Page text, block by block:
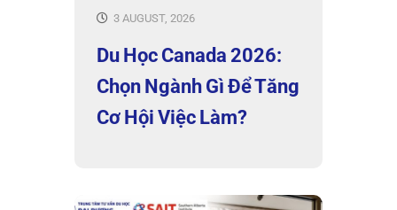
3 AUGUST, 2026
Du Học Canada 2026:
Chọn Ngành Gì Để Tăng
Cơ Hội Việc Làm?